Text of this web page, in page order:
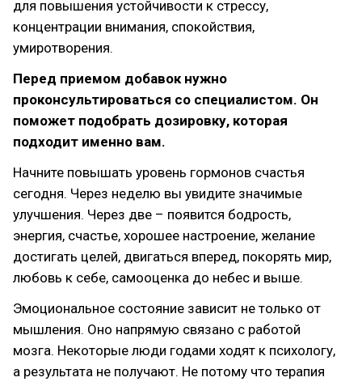
для повышения устойчивости к стрессу,
концентрации внимания, спокойствия,
умиротворения.
Перед приемом добавок нужно
проконсультироваться со специалистом. Он
поможет подобрать дозировку, которая
подходит именно вам.
Начните повышать уровень гормонов счастья
сегодня. Через неделю вы увидите значимые
улучшения. Через две – появится бодрость,
энергия, счастье, хорошее настроение, желание
достигать целей, двигаться вперед, покорять мир,
любовь к себе, самооценка до небес и выше.
Эмоциональное состояние зависит не только от
мышления. Оно напрямую связано с работой
мозга. Некоторые люди годами ходят к психологу,
а результата не получают. Не потому что терапия